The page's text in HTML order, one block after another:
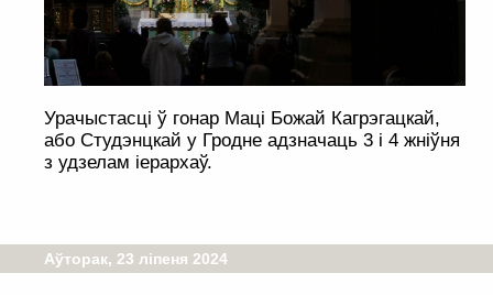
Урачыстасці ў гонар Маці Божай Кагрэгацкай,
або Студэнцкай у Гродне адзначаць 3 і 4 жніўня
з удзелам іерархаў.
Аўторак, 23 ліпеня 2024